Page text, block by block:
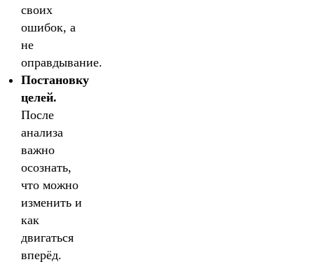
своих
ошибок, а
не
оправдывание.
Постановку
целей.
После
анализа
важно
осознать,
что можно
изменить и
как
двигаться
вперёд.